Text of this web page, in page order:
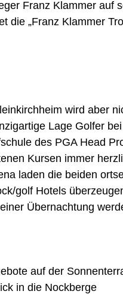
Franz Klammer auf
die „Franz Klammer
wird aber
Lage Golfer
des PGA Head
Kursen immer
laden die beiden
golf Hotels
Übernachtung
auf der
in die Nockberge